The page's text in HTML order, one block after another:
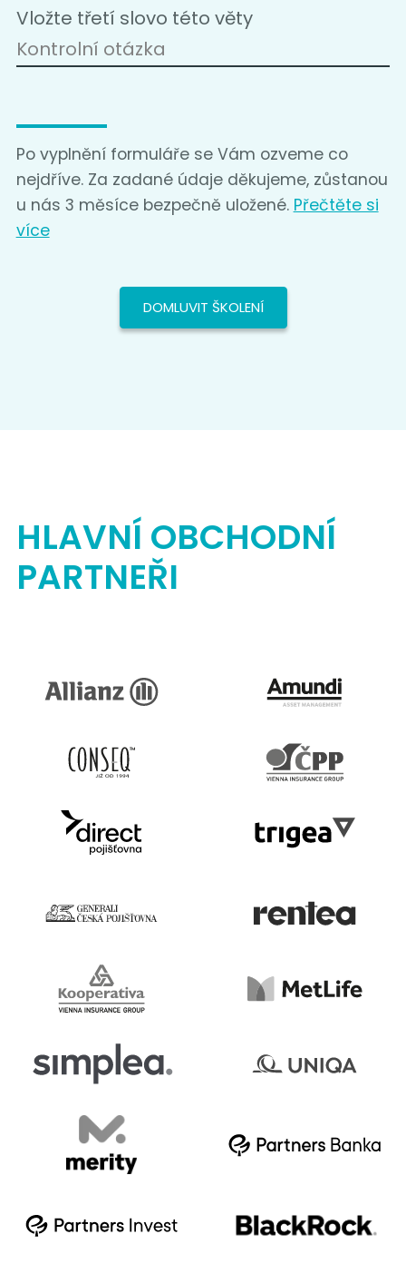
Vložte třetí slovo této věty
Po vyplnění formuláře se Vám ozveme co
nejdříve. Za zadané údaje děkujeme, zůstanou
u nás 3 měsíce bezpečně uložené. Přečtěte si
více
DOMLUVIT ŠKOLENÍ
HLAVNÍ OBCHODNÍ
PARTNEŘI